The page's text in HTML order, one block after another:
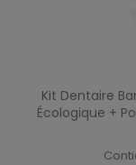
Kit Dentaire
Écologique +